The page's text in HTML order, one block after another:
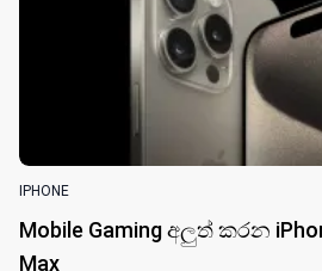
IPHONE
Mobile Gaming අලුත් කරන
Max